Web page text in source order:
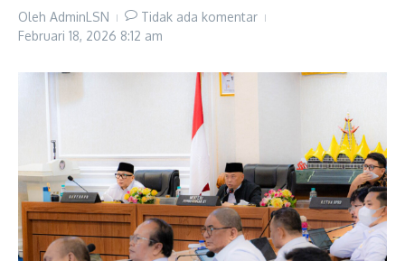
Oleh AdminLSN
Tidak ada komentar
Februari 18, 2026 8:12 am